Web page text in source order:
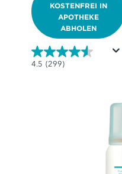
KOSTENFREI IN
APOTHEKE
ABHOLEN
4.5 (299)
4.5